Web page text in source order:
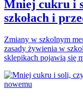
Mniej cukru i
szkołach i
Zmiany w szkolnym
zasady żywienia w
sklepikach pojawią się